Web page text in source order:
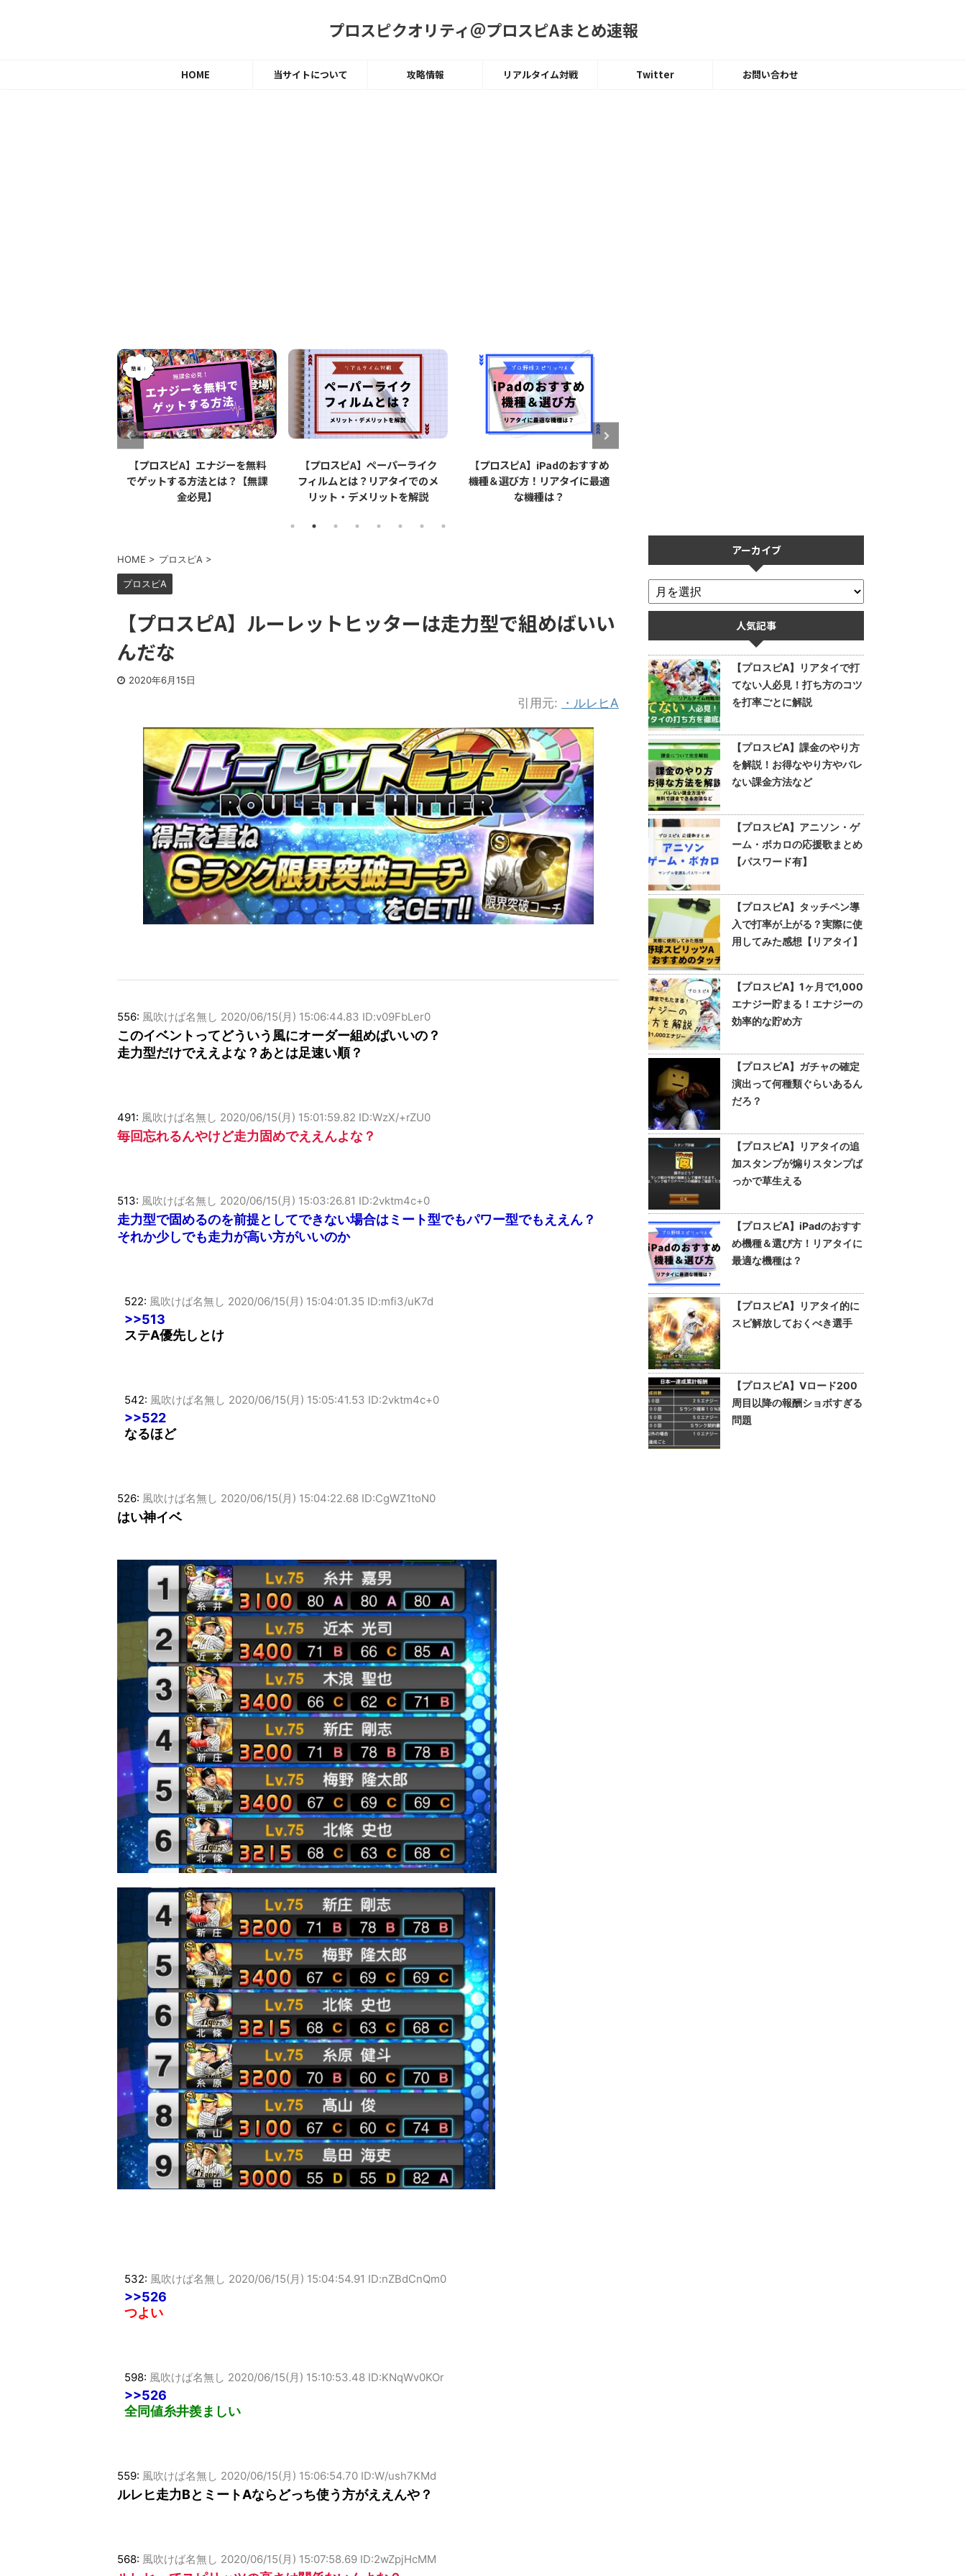
プロスピクオリティ＠プロスピAまとめ速報
HOME 当サイトについて 攻略情報 リアルタイム対戦 Twitter お問い合わせ
ゲットする方法とは？【無課
【プロスピA】ペーパーライク
フィルムとは？リアタイでのメ
リット・デメリットを解説
【プロスピA】iPadのおすすめ
機種＆選び方！リアタイに最適
な機種は？
【プロスピA】タッチペン導入
で打率が上がる？実際に使用し
てみた感想【リアタイ】
HOME > プロスピA >
プロスピA
【プロスピA】ルーレットヒッターは走力型で組めばいい
んだな
2020年6月15日
引用元: ・ルレヒA
556: 風吹けば名無し 2020/06/15(月) 15:06:44.83 ID:v09FbLer0
このイベントってどういう風にオーダー組めばいいの？
走力型だけでええよな？あとは足速い順？
491: 風吹けば名無し 2020/06/15(月) 15:01:59.82 ID:WzX/+rZU0
毎回忘れるんやけど走力固めでええんよな？
513: 風吹けば名無し 2020/06/15(月) 15:03:26.81 ID:2vktm4c+0
走力型で固めるのを前提としてできない場合はミート型でもパワー型でもええん？
それか少しでも走力が高い方がいいのか
522: 風吹けば名無し 2020/06/15(月) 15:04:01.35 ID:mfi3/uK7d
>>513
ステA優先しとけ
542: 風吹けば名無し 2020/06/15(月) 15:05:41.53 ID:2vktm4c+0
>>522
なるほど
526: 風吹けば名無し 2020/06/15(月) 15:04:22.68 ID:CgWZ1toN0
はい神イベ
532: 風吹けば名無し 2020/06/15(月) 15:04:54.91 ID:nZBdCnQm0
>>526
つよい
598: 風吹けば名無し 2020/06/15(月) 15:10:53.48 ID:KNqWv0KOr
>>526
全同値糸井羨ましい
559: 風吹けば名無し 2020/06/15(月) 15:06:54.70 ID:W/ush7KMd
ルレヒ走力BとミートAならどっち使う方がええんや？
568: 風吹けば名無し 2020/06/15(月) 15:07:58.69 ID:2wZpjHcMM
アーカイブ
人気記事
【プロスピA】リアタイで打
てない人必見！打ち方のコツ
を打率ごとに解説
【プロスピA】課金のやり方
を解説！お得なやり方やバレ
ない課金方法など
【プロスピA】アニソン・ゲ
ーム・ボカロの応援歌まとめ
【パスワード有】
【プロスピA】タッチペン導
入で打率が上がる？実際に使
用してみた感想【リアタイ】
【プロスピA】1ヶ月で1,000
エナジー貯まる！エナジーの
効率的な貯め方
【プロスピA】ガチャの確定
演出って何種類ぐらいあるん
だろ？
【プロスピA】リアタイの追
加スタンプが煽りスタンプば
っかで草生える
【プロスピA】iPadのおすす
め機種＆選び方！リアタイに
最適な機種は？
【プロスピA】リアタイ的に
スピ解放しておくべき選手
【プロスピA】Vロード200
周目以降の報酬ショボすぎる
問題